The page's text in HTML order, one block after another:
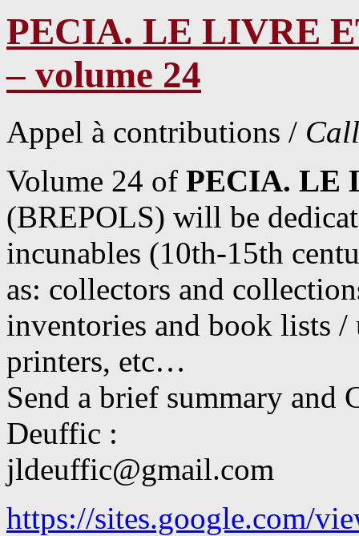
PECIA. LE LIVRE
– volume 24
Appel à contributions /
Volume 24 of PECIA. LE
(BREPOLS) will be
incunables (10th-15th
as: collectors and
inventories and book lists
printers, etc…
Send a brief summary and
Deuffic :
jldeuffic@gmail.com
https://sites.google.com/